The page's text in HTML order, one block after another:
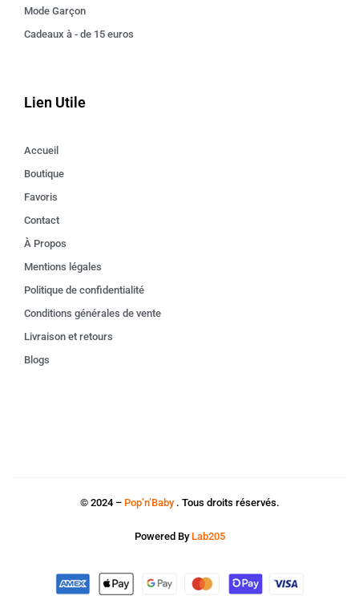
Mode Garçon
Cadeaux à - de 15 euros
Lien Utile
Accueil
Boutique
Favoris
Contact
À Propos
Mentions légales
Politique de confidentialité
Conditions générales de vente
Livraison et retours
Blogs
© 2024 – Pop’n’Baby. Tous droits réservés.
Powered By Lab205